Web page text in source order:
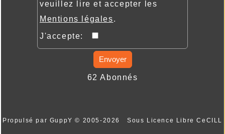
veuillez lire et accepter les
Mentions légales.
J'accepte:
Envoyer
62 Abonnés
Propulsé par GuppY© 2005-2026 Sous Licence Libre CeCILL